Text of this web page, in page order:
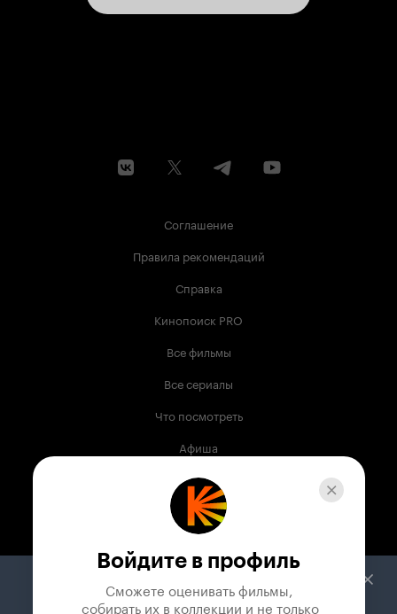
Соглашение
Правила рекомендаций
Справка
Кинопоиск PRO
Все фильмы
Все сериалы
Что посмотреть
Афиша
Музыка
Телепрограмма
Служба поддержки
Войдите в профиль
Сможете оценивать фильмы,
собирать их в коллекции и не только